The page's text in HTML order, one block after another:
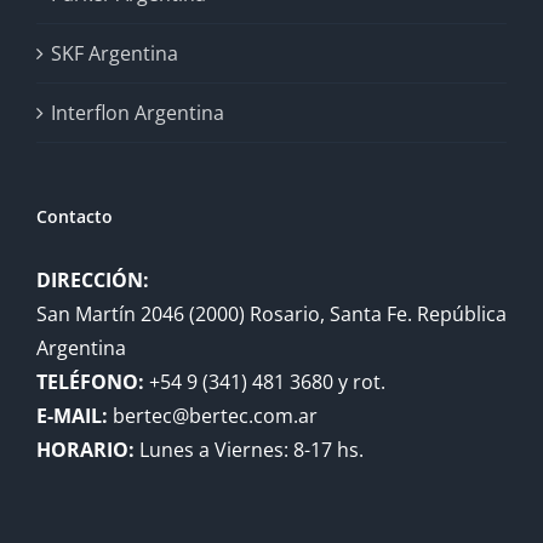
SKF Argentina
Interflon Argentina
Contacto
DIRECCIÓN:
San Martín 2046 (2000) Rosario, Santa Fe. República
Argentina
TELÉFONO: +54 9 (341) 481 3680 y rot.
E-MAIL: bertec@bertec.com.ar
HORARIO: Lunes a Viernes: 8-17 hs.